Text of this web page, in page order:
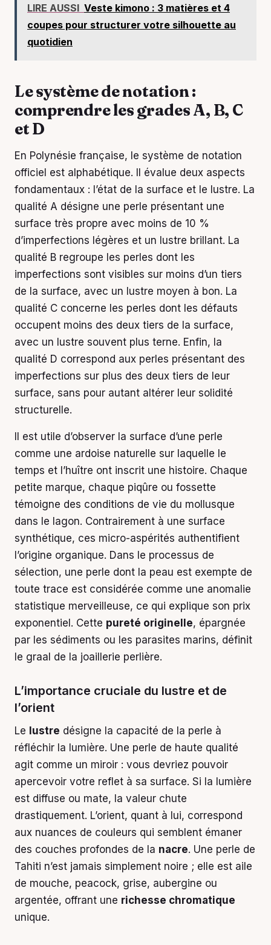
LIRE AUSSI Veste kimono : 3 matières et 4
coupes pour structurer votre silhouette au
quotidien
Le système de notation :
comprendre les grades A, B, C
et D
En Polynésie française, le système de notation
officiel est alphabétique. Il évalue deux aspects
fondamentaux : l’état de la surface et le lustre. La
qualité A désigne une perle présentant une
surface très propre avec moins de 10 %
d’imperfections légères et un lustre brillant. La
qualité B regroupe les perles dont les
imperfections sont visibles sur moins d’un tiers
de la surface, avec un lustre moyen à bon. La
qualité C concerne les perles dont les défauts
occupent moins des deux tiers de la surface,
avec un lustre souvent plus terne. Enfin, la
qualité D correspond aux perles présentant des
imperfections sur plus des deux tiers de leur
surface, sans pour autant altérer leur solidité
structurelle.
Il est utile d’observer la surface d’une perle
comme une ardoise naturelle sur laquelle le
temps et l’huître ont inscrit une histoire. Chaque
petite marque, chaque piqûre ou fossette
témoigne des conditions de vie du mollusque
dans le lagon. Contrairement à une surface
synthétique, ces micro-aspérités authentifient
l’origine organique. Dans le processus de
sélection, une perle dont la peau est exempte de
toute trace est considérée comme une anomalie
statistique merveilleuse, ce qui explique son prix
exponentiel. Cette pureté originelle, épargnée
par les sédiments ou les parasites marins, définit
le graal de la joaillerie perlière.
L’importance cruciale du lustre et de
l’orient
Le lustre désigne la capacité de la perle à
réfléchir la lumière. Une perle de haute qualité
agit comme un miroir : vous devriez pouvoir
apercevoir votre reflet à sa surface. Si la lumière
est diffuse ou mate, la valeur chute
drastiquement. L’orient, quant à lui, correspond
aux nuances de couleurs qui semblent émaner
des couches profondes de la nacre. Une perle de
Tahiti n’est jamais simplement noire ; elle est aile
de mouche, peacock, grise, aubergine ou
argentée, offrant une richesse chromatique
unique.